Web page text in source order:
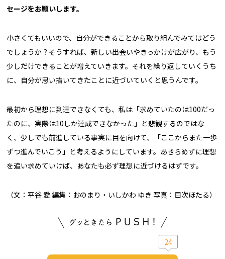
セージをお願いします。
小さくてもいいので、自分ができることから取り組んでみてはどう
でしょうか？そうすれば、新しい出会いやきっかけが広がり、もう
少しだけできることが増えていきます。それを繰り返していくうち
に、自分が思い描いてきたことに近づいていくと思うんです。
最初から理想に到達できなくても、私は「求めていたのは100だっ
たのに、実際は10しか達成できなかった」と悲観するのではな
く、少しでも前進している事実に目を向けて、「ここからまた一歩
ずつ進んでいこう」と考えるようにしています。あきらめずに理想
を追い求めていけば、あなたも必ず理想に近づけるはずです。
（文：平谷 愛 編集：おのまり・いしかわ ゆき 写真：目次ほたる）
24